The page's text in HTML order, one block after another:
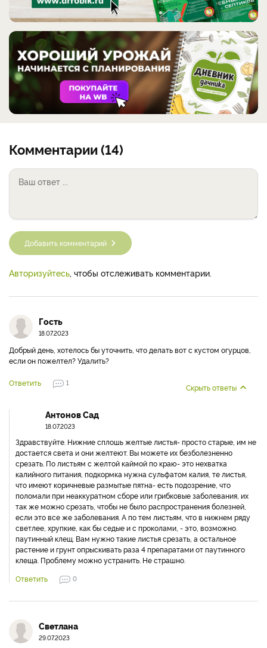
Комментарии (14)
Добавить комментарий
Авторизуйтесь, чтобы отслеживать комментарии.
Гость
18.07.2023
Добрый день, хотелось бы уточнить, что делать вот с кустом огурцов,
если он пожелтел? Удалить?
Ответить 1 Скрыть ответы
Антонов Сад
18.07.2023
Здравствуйте. Нижние сплошь желтые листья- просто старые, им не
достается света и они желтеют. Вы можете их безболезненно
срезать. По листьям с желтой каймой по краю- это нехватка
калийного питания, подкормка нужна сульфатом калия, те листья,
что имеют коричневые размытые пятна- есть подозрение, что
поломали при неаккуратном сборе или грибковые заболевания, их
так же можно срезать, чтобы не было распространения болезней,
если это все же заболевания. А по тем листьям, что в нижнем ряду
светлее, хрупкие, как бы седые и с проколами, - это, возможно.
паутинный клещ. Вам нужно такие листья срезать, а остальное
растение и грунт опрыскивать раза 4 препаратами от паутинного
клеща. Проблему можно устранить. Не страшно.
Ответить
0
Светлана
29.07.2023